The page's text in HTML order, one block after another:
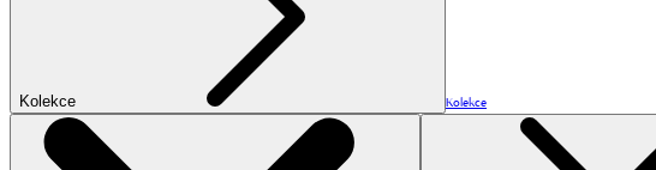
Kolekce Kolekce